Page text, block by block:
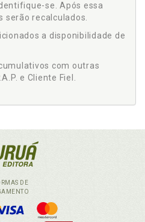
se. Após essa
serão recalculados.
a disponibilidade de
com outras
e Cliente Fiel.
DE